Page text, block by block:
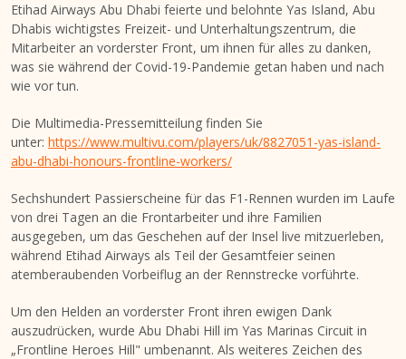
Etihad Airways Abu Dhabi feierte und belohnte Yas Island, Abu
Dhabis wichtigstes Freizeit- und Unterhaltungszentrum, die
Mitarbeiter an vorderster Front, um ihnen für alles zu danken,
was sie während der Covid-19-Pandemie getan haben und nach
wie vor tun.
Die Multimedia-Pressemitteilung finden Sie
unter: https://www.multivu.com/players/uk/8827051-yas-island-
abu-dhabi-honours-frontline-workers/
Sechshundert Passierscheine für das F1-Rennen wurden im Laufe
von drei Tagen an die Frontarbeiter und ihre Familien
ausgegeben, um das Geschehen auf der Insel live mitzuerleben,
während Etihad Airways als Teil der Gesamtfeier seinen
atemberaubenden Vorbeiflug an der Rennstrecke vorführte.
Um den Helden an vorderster Front ihren ewigen Dank
auszudrücken, wurde Abu Dhabi Hill im Yas Marinas Circuit in
„Frontline Heroes Hill" umbenannt. Als weiteres Zeichen des